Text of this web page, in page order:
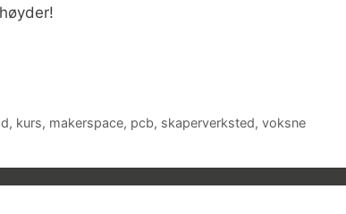
, kurs, makerspace, pcb, skaperverksted, voksne